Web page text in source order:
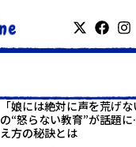
「娘には絶対に声を荒げ
の“怒らない教育”が話題
え方の秘訣とは